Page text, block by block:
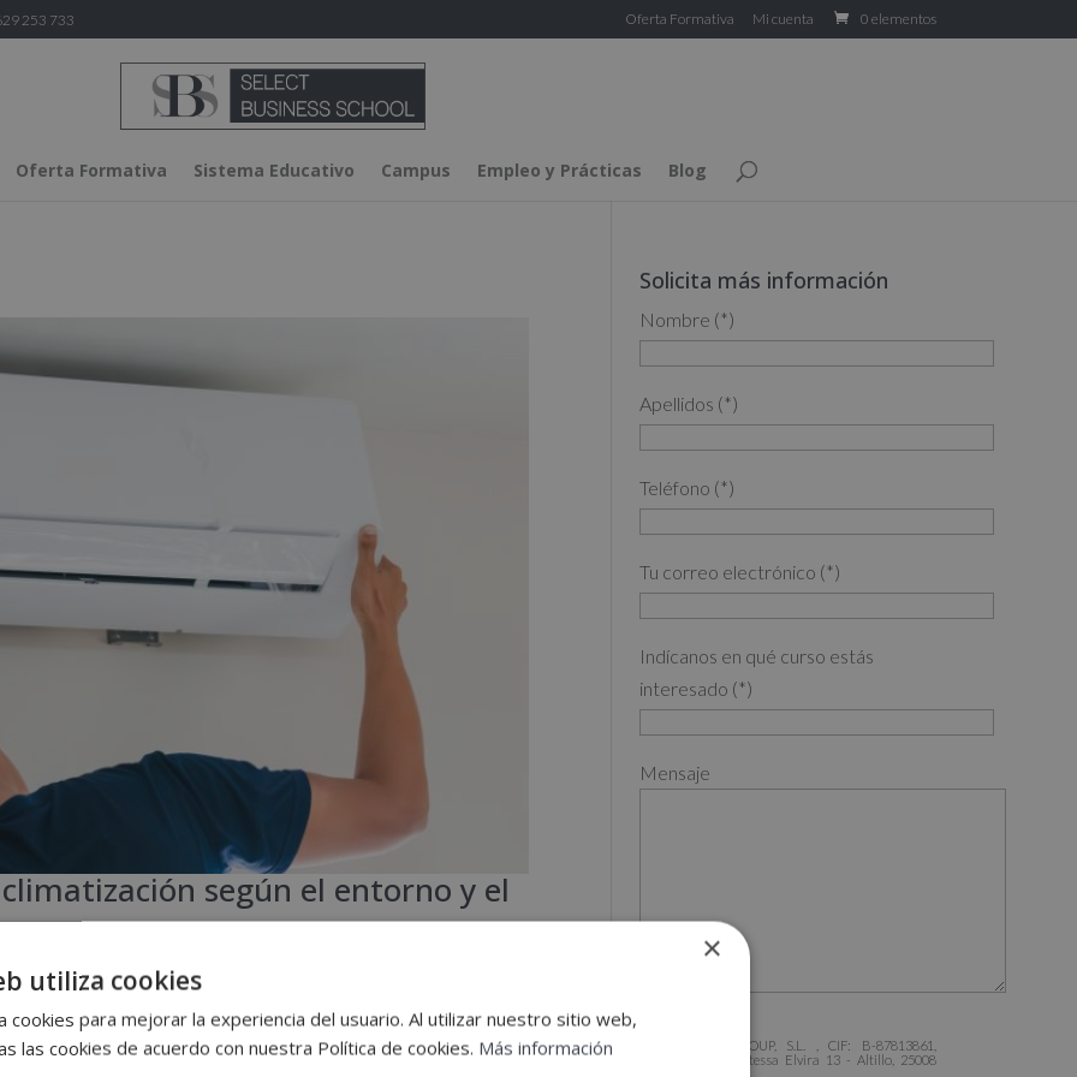
253 733 Oferta Formativa Mi cuenta 0 elementos
Oferta Formativa Sistema Educativo Campus Empleo y Prácticas Blog
según el entorno y el
mantener nuestros espacios a una temperatura confortable
o en verano con refrigeración. En este blog te explicamos
Solicita más información
Nombre (*)
Apellidos (*)
Teléfono (*)
Tu correo electrónico (*)
Indícanos en qué curso estás
interesado (*)
Mensaje
ESNECA FIC GROUP, S.L. , CIF: B-87813861,
Domicilio: C/ Comtessa Elvira 13 - Altillo, 25008
×
utiliza cookies
cookies para mejorar la experiencia del usuario. Al utilizar nuestro sitio web,
las cookies de acuerdo con nuestra Política de cookies. Más información